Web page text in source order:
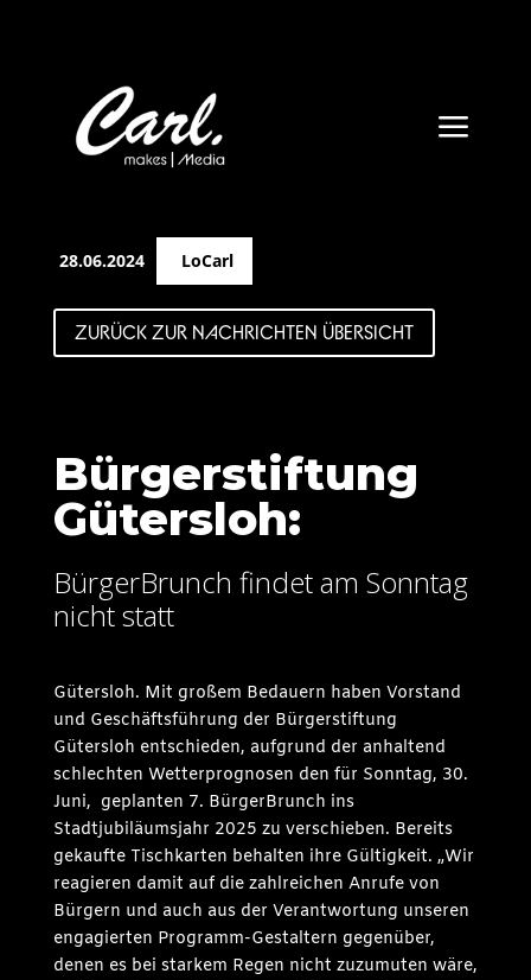
a
28.06.2024 LoCarl
ZURÜCK ZUR NACHRICHTEN ÜBERSICHT
Bürgerstiftung
Gütersloh:
BürgerBrunch findet am Sonntag
nicht statt
Gütersloh. Mit großem Bedauern haben Vorstand
und Geschäftsführung der Bürgerstiftung
Gütersloh entschieden, aufgrund der anhaltend
schlechten Wetterprognosen den für Sonntag, 30.
Juni, geplanten 7. BürgerBrunch ins
Stadtjubiläumsjahr 2025 zu verschieben. Bereits
gekaufte Tischkarten behalten ihre Gültigkeit. „Wir
reagieren damit auf die zahlreichen Anrufe von
Bürgern und auch aus der Verantwortung unseren
engagierten Programm-Gestaltern gegenüber,
denen es bei starkem Regen nicht zuzumuten wäre,